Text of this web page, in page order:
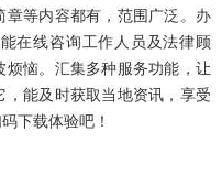
等内容都有，范围广泛。办
在线咨询工作人员及法律顾
恼。汇集多种服务功能，让
能及时获取当地资讯，享受
下载体验吧！